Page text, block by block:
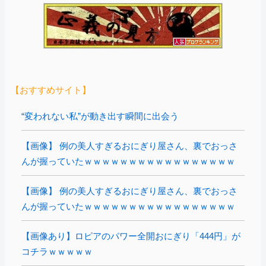
【おすすめサイト】
“変われない私”が動き出す瞬間に出会う
【画像】 例の美人すぎるおにぎり屋さん、裏でおっさ
んが握っていたｗｗｗｗｗｗｗｗｗｗｗｗｗｗｗｗｗ
【画像】 例の美人すぎるおにぎり屋さん、裏でおっさ
んが握っていたｗｗｗｗｗｗｗｗｗｗｗｗｗｗｗｗｗ
【画像あり】ロピアのパワー全開おにぎり「444円」が
コチラｗｗｗｗｗ